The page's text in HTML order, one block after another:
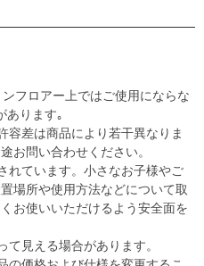
フロアー上ではご使用にならな
あります｡
容差は商品により若干異なりま
お問い合わせください。
れています。小さなお子様やご
場所や使用方法などについて取
お使いいただけるよう安全面を
見える場合があります。